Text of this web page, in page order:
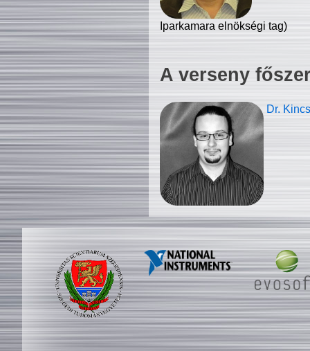
Iparkamara elnökségi tag)
A verseny
Dr.